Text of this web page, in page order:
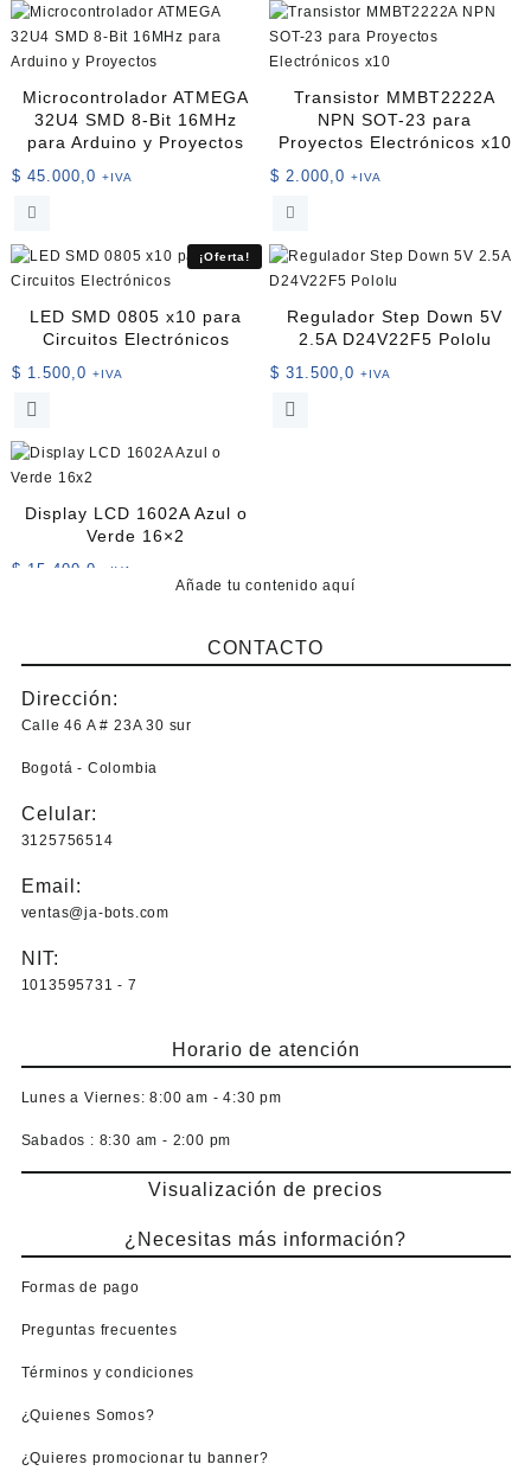
Microcontrolador ATMEGA
32U4 SMD 8-Bit 16MHz
para Arduino y Proyectos
$ 45.000,0 +IVA
Transistor MMBT2222A
NPN SOT-23 para
Proyectos Electrónicos x10
$ 2.000,0 +IVA
¡Oferta!
LED SMD 0805 x10 para
Circuitos Electrónicos
$ 1.500,0 +IVA
Este
tiene
múltiples
página
de
Regulador Step Down 5V
2.5A D24V22F5 Pololu
$ 31.500,0 +IVA
Display LCD 1602A Azul o
Verde 16×2
$ 15.400,0 +IVA
variantes.
Las
se
elegir
en
producto
Añade tu contenido aquí
CONTACTO
Dirección:
Calle 46 A # 23A 30 sur
Bogotá - Colombia
Celular:
3125756514
Email:
ventas@ja-bots.com
NIT:
1013595731 - 7
Horario de atención
Lunes a Viernes: 8:00 am - 4:30 pm
Sabados : 8:30 am - 2:00 pm
Visualización de precios
¿Necesitas más información?
Formas de pago
Preguntas frecuentes
Términos y condiciones
¿Quienes Somos?
¿Quieres promocionar tu banner?